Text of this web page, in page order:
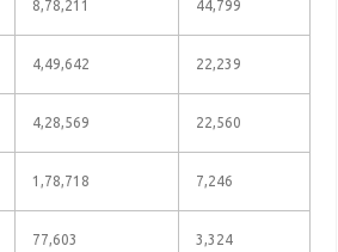
8,78,211 44,799
4,49,642 22,239
4,28,569 22,560
1,78,718 7,246
77,603 3,324